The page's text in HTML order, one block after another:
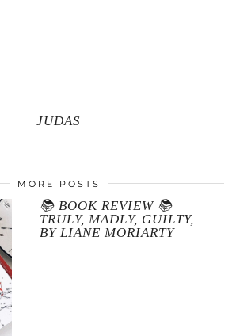
JUDAS
MORE POSTS
📚 BOOK REVIEW 📚
TRULY, MADLY, GUILTY,
BY LIANE MORIARTY